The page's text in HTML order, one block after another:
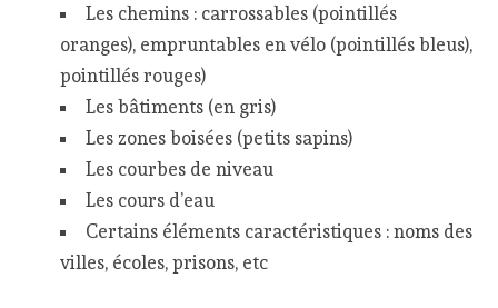
Les chemins : carrossables (pointillés
oranges), empruntables en vélo (pointillés bleus),
pointillés rouges)
Les bâtiments (en gris)
Les zones boisées (petits sapins)
Les courbes de niveau
Les cours d’eau
Certains éléments caractéristiques : noms des
villes, écoles, prisons, etc